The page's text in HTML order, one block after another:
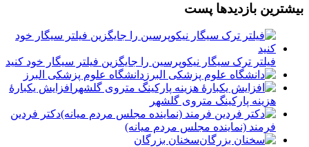
بیشترین بازدیدها پست
فیلتر ترک سیگار نیکوپرسین را جایگزین فیلتر سیگار خود کنید
دانشگاه علوم پزشکی البرز
افزایش یکبارۀ
هزینه پارکینگ متروی گلشهر
دكتر فردين
فرمند (نماينده مجلس مردم میانه)
سخنان بزرگان